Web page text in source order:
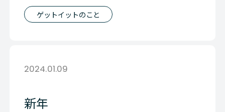
索ワードが ゲットイット 評判
ゲットイットのこと
2024.01.09
新年